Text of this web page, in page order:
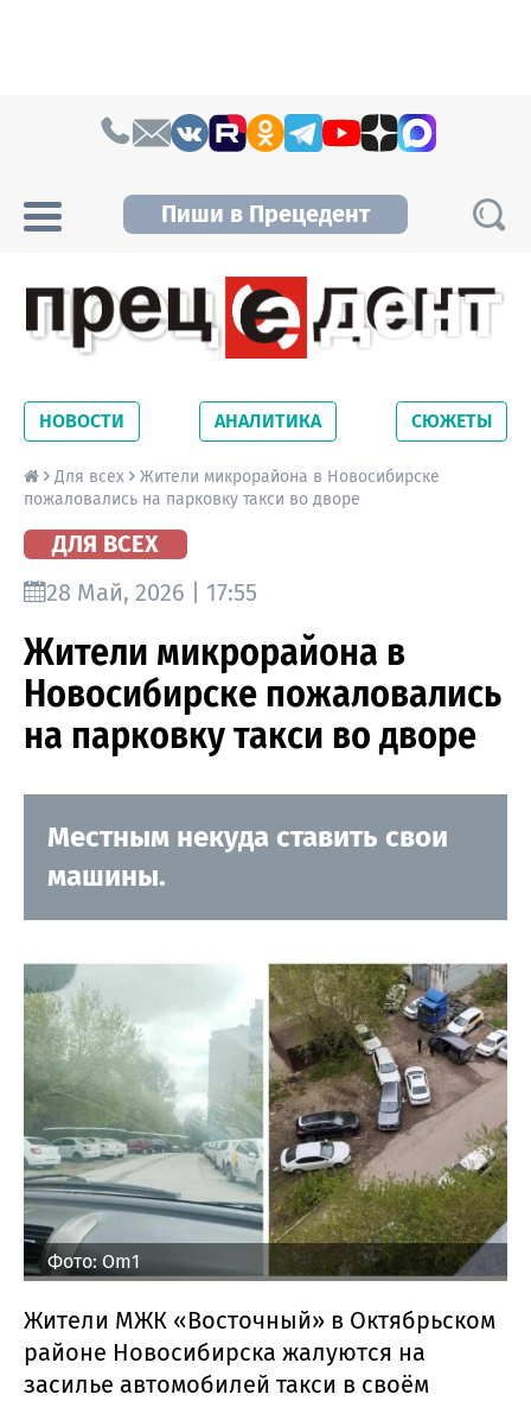
Пиши в Прецедент
Новосибирской области. Читайте свежие
новости на сайте сетевого издания
Precedent.
НОВОСТИ АНАЛИТИКА СЮЖЕТЫ
Для всех
Жители микрорайона в Новосибирске
пожаловались на парковку такси во дворе
ДЛЯ ВСЕХ
28 Май, 2026 | 17:55
Жители микрорайона в
Новосибирске пожаловались
на парковку такси во дворе
Местным некуда ставить свои
машины.
Фото: Om1
Жители МЖК «Восточный» в Октябрьском
районе Новосибирска жалуются на
засилье автомобилей такси в своём